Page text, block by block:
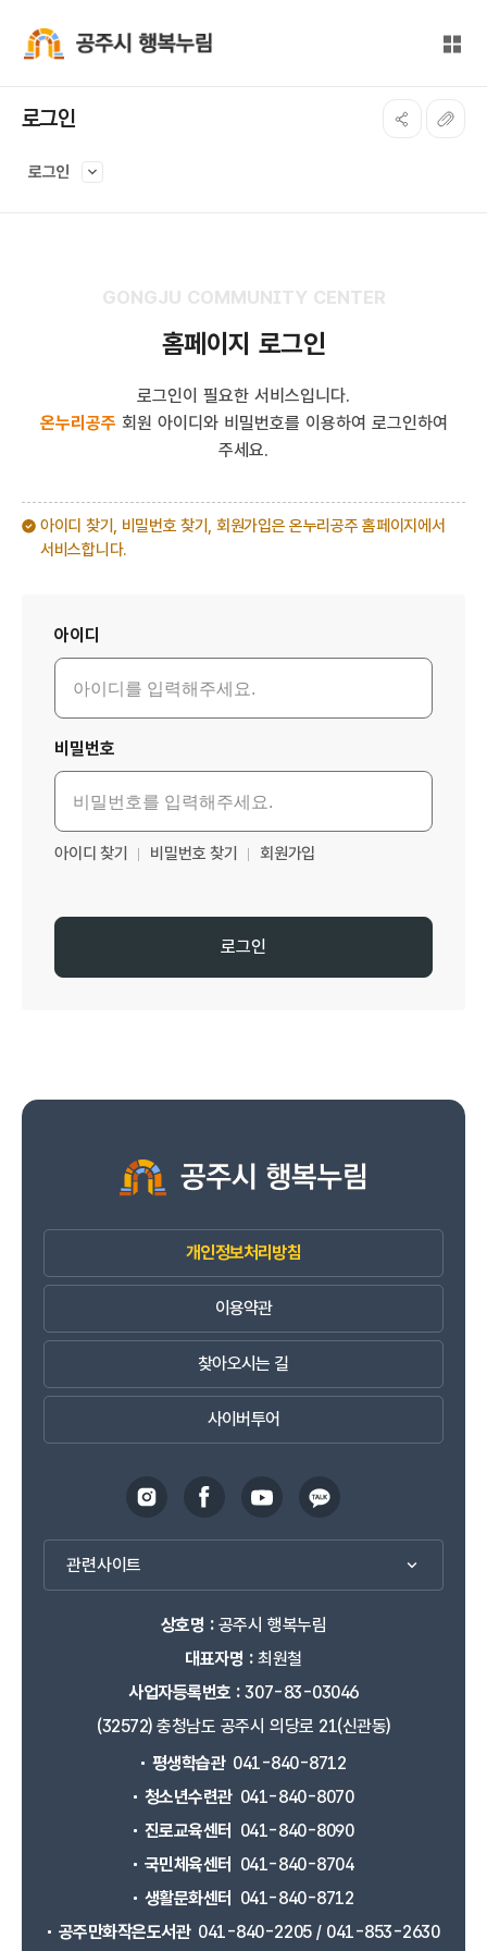
전체
로그인
로그인
GONGJU COMMUNITY CENTER
홈페이지 로그인
로그인이 필요한 서비스입니다.
온누리공주 회원 아이디와 비밀번호를 이용하여 로그인하여
주세요.
아이디 찾기, 비밀번호 찾기, 회원가입은 온누리공주 홈페이지에서
서비스합니다.
아이디
비밀번호
아이디 찾기 비밀번호 찾기 회원가입
로그인
개인정보처리방침
이용약관
찾아오시는 길
사이버투어
관련사이트
상호명 :공주시 행복누림
대표자명 :최원철
사업자등록번호 :307-83-03046
(32572) 충청남도 공주시 의당로 21(신관동)
평생학습관 041-840-8712
청소년수련관 041-840-8070
진로교육센터
041-840-8090
국민체육센터
041-840-8704
생활문화센터
041-840-8712
공주만화작은도서관 041-840-2205 / 041-853-2630